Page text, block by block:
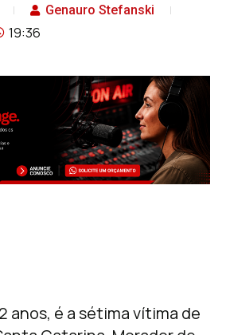
Genauro Stefanski
19:36
anos, é a sétima vítima de